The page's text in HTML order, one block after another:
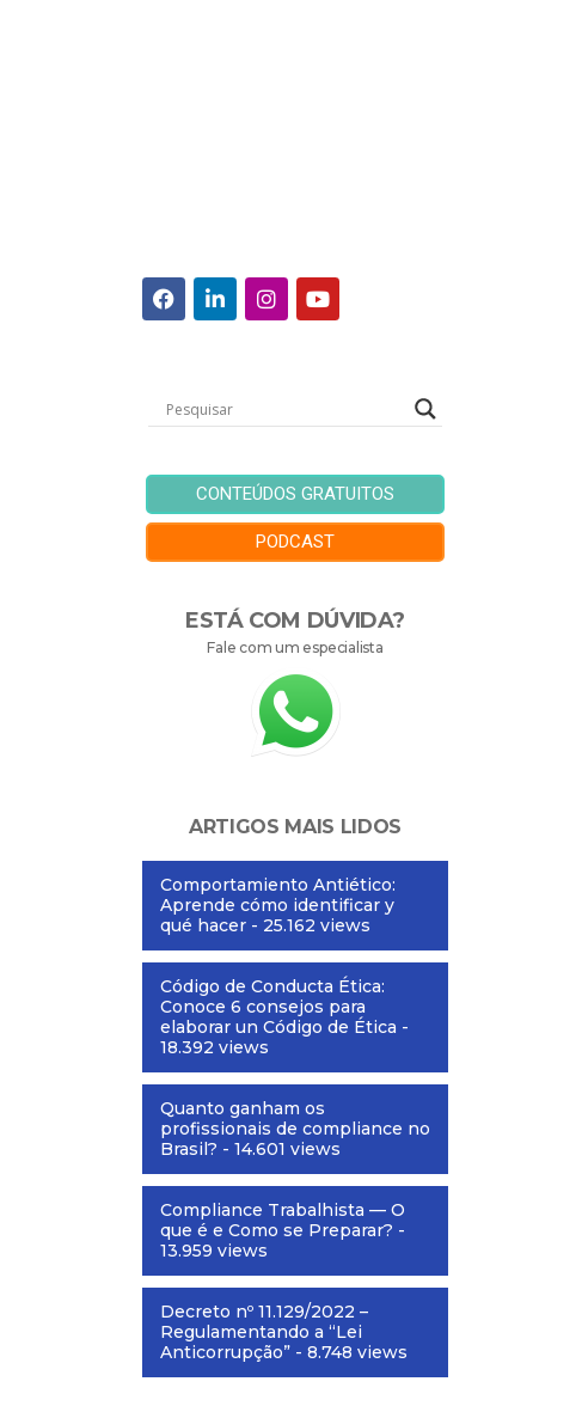
CONTEÚDOS GRATUITOS
PODCAST
ESTÁ COM DÚVIDA?
Fale com um especialista
ARTIGOS MAIS LIDOS
Comportamiento Antiético:
Aprende cómo identificar y
qué hacer - 25.162 views
Código de Conducta Ética:
Conoce 6 consejos para
elaborar un Código de Ética -
18.392 views
Quanto ganham os
profissionais de compliance no
Brasil? - 14.601 views
Compliance Trabalhista — O
que é e Como se Preparar? -
13.959 views
Decreto nº 11.129/2022 –
Regulamentando a “Lei
Anticorrupção” - 8.748 views